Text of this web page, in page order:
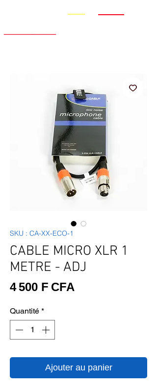
SKU : CA-XX-ECO-1
CABLE MICRO XLR 1
METRE - ADJ
4 500 F CFA
Quantité *
Ajouter au panier